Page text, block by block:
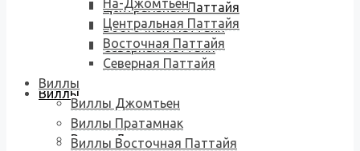
Центральная Паттайя
Восточная Паттайя
Северная Паттайя
Виллы
Виллы Джомтьен
На-Джомтьен
Центральная Паттайя
Восточная Паттайя
Северная Паттайя
Виллы
Виллы Джомтьен
Виллы Пратамнак
Виллы Восточная Паттайя